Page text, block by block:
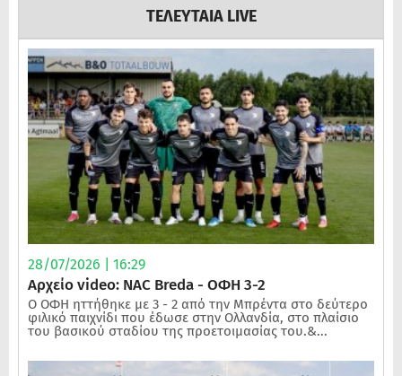
ΤΕΛΕΥΤΑΙΑ LIVE
28/07/2026 | 16:29
Αρχείο video: NAC Breda - ΟΦΗ 3-2
Ο ΟΦΗ ηττήθηκε με 3 - 2 από την Μπρέντα στο δεύτερο
φιλικό παιχνίδι που έδωσε στην Ολλανδία, στο πλαίσιο
του βασικού σταδίου της προετοιμασίας του.&...